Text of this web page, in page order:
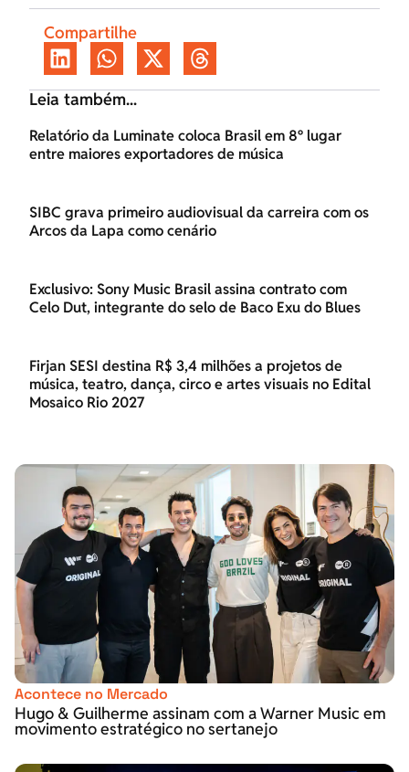
Compartilhe
Leia também...
Relatório da Luminate coloca Brasil em 8º lugar
entre maiores exportadores de música
SIBC grava primeiro audiovisual da carreira com os
Arcos da Lapa como cenário
Exclusivo: Sony Music Brasil assina contrato com
Celo Dut, integrante do selo de Baco Exu do Blues
Firjan SESI destina R$ 3,4 milhões a projetos de
música, teatro, dança, circo e artes visuais no Edital
Mosaico Rio 2027
Acontece no Mercado
Hugo & Guilherme assinam com a Warner Music em
movimento estratégico no sertanejo